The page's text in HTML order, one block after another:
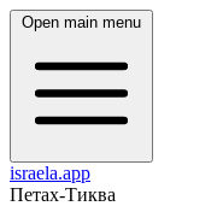
Open main menu
israela.app
Петах-Тиква